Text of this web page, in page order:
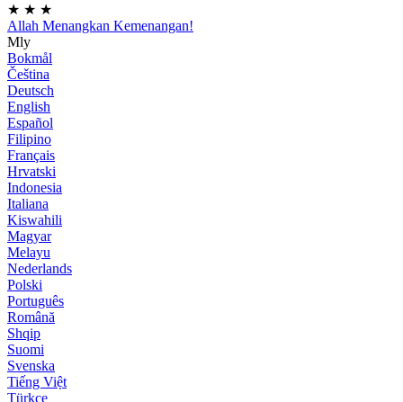
★ ★ ★
Allah Menangkan Kemenangan!
Mly
Bokmål
Čeština
Deutsch
English
Español
Filipino
Français
Hrvatski
Indonesia
Italiana
Kiswahili
Magyar
Melayu
Nederlands
Polski
Português
Română
Shqip
Suomi
Svenska
Tiếng Việt
Türkçe